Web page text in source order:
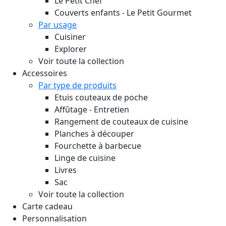
Couverts enfants - Le Petit Gourmet
Par usage
Cuisiner
Explorer
Voir toute la collection
Accessoires
Par type de produits
Etuis couteaux de poche
Affûtage - Entretien
Rangement de couteaux de cuisine
Planches à découper
Fourchette à barbecue
Linge de cuisine
Livres
Sac
Voir toute la collection
Carte cadeau
Personnalisation